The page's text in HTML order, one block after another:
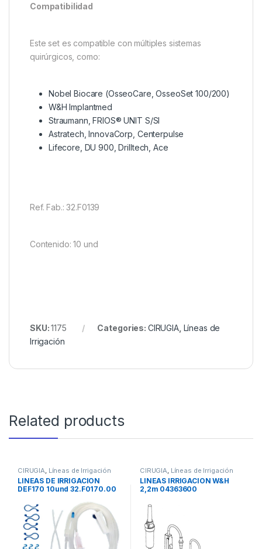
Compatibilidad
Este set es compatible con múltiples sistemas
quirúrgicos, como:
Nobel Biocare (OsseoCare, OsseoSet 100/200)
W&H Implantmed
Straumann, FRIOS® UNIT S/SI
Astratech, InnovaCorp, Centerpulse
Lifecore, DU 900, Drilltech, Ace
Ref. Fab.: 32.F0139
Contenido: 10 und
SKU:1175 Categories: CIRUGIA, Líneas de
Irrigación
Related products
CIRUGIA Líneas de Irrigación
LINEAS DE IRRIGACION
DEF170 10und 32.F0170.00
CIRUGIA Líneas de Irrigación
LINEAS IRRIGACION W&H
2,2m 04363600